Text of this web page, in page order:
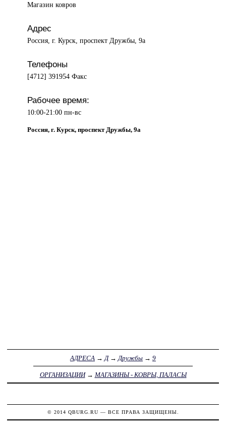
Магазин ковров
Адрес
Россия, г. Курск, проспект Дружбы, 9а
Телефоны
[4712] 391954 Факс
Рабочее время:
10:00-21:00 пн-вс
Россия, г. Курск, проспект Дружбы, 9а
АДРЕСА → Д→ Дружбы → 9
ОРГАНИЗАЦИИ→ МАГАЗИНЫ - КОВРЫ, ПАЛАСЫ
© 2014 QBURG.RU — ВСЕ ПРАВА ЗАЩИЩЕНЫ.